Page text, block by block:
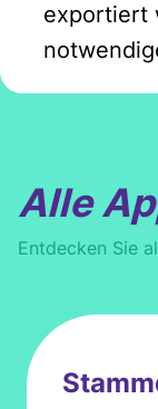
exportiert
Alle
Entdecken Sie